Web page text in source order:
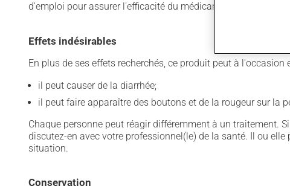
d'emploi pour assurer l'efficacité du médicament et limiter ses
Effets indésirables
En plus de ses effets recherchés, ce produit peut à
il peut causer de la diarrhée;
il peut faire apparaître des boutons et de la rougeur sur la
Chaque personne peut réagir différemment à un traitement.
discutez-en avec votre professionnel(le) de la santé. Il ou
situation.
Conservation